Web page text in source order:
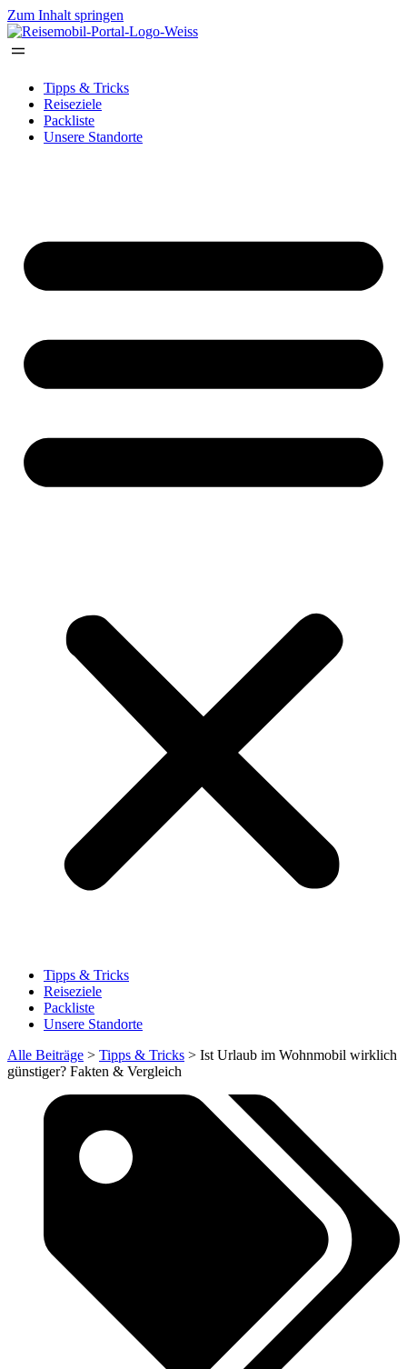
Zum Inhalt springen
Tipps & Tricks
Reiseziele
Packliste
Unsere Standorte
Tipps & Tricks
Reiseziele
Packliste
Unsere Standorte
Alle Beiträge > Tipps & Tricks > Ist Urlaub im Wohnmobil wirklich
günstiger? Fakten & Vergleich